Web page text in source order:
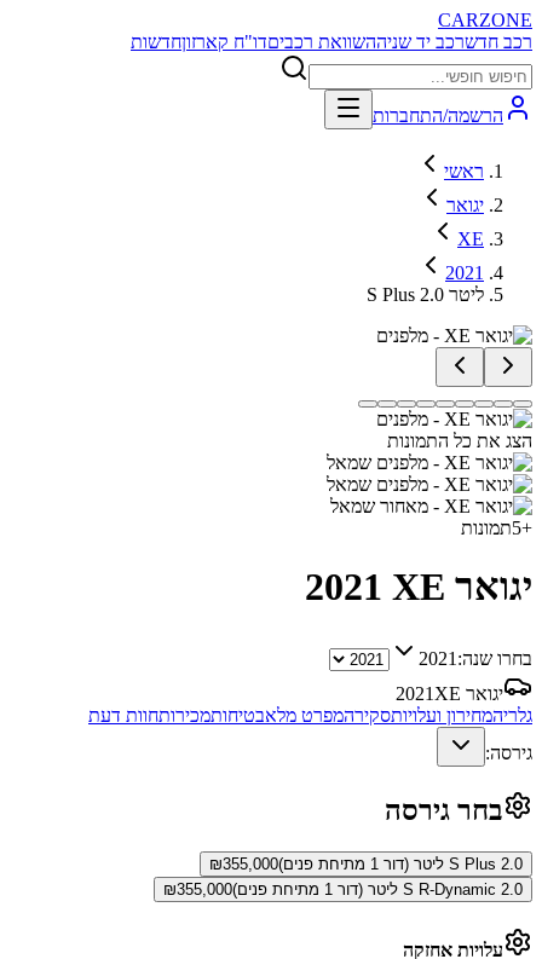
CARZONE
רכב חדשרכב יד שניההשוואת רכביםדו"ח קארזוןחדשות
הרשמה/התחברות
ראשי
יגואר
XE
2021
S Plus 2.0 ליטר
הצג את כל התמונות
+
5תמונות
יגואר XE 2021
בחרו שנה: 2021
יגואר XE
2021
גלריהמחירון ועלויותסקירהמפרט מלאבטיחותמכירותחוות דעת
גירסה:
בחר גירסה
S Plus 2.0 ליטר (דור 1 מתיחת פנים) ₪355,000
S R-Dynamic 2.0 ליטר (דור 1 מתיחת פנים)
₪355,000
עלויות אחזקה